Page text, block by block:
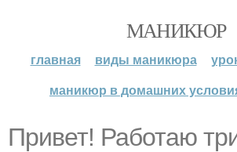
МАНИКЮР
главная виды маникюра
маникюр в домашних
Привет! Работаю